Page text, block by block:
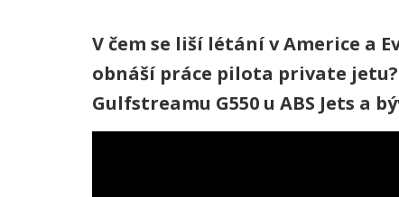
V čem se liší létání v Americe a
obnáší práce pilota private
Gulfstreamu G550 u ABS Jets a